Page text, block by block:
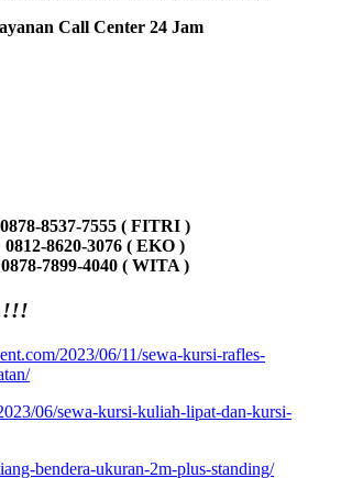
Call Center 24 Jam
0878-8537-7555 ( FITRI )
0812-8620-3076 ( EKO )
0878-7899-4040 ( WITA )
2023/06/11/sewa-kursi-rafles-
06/sewa-kursi-kuliah-lipat-dan-kursi-
bendera-ukuran-2m-plus-standing/